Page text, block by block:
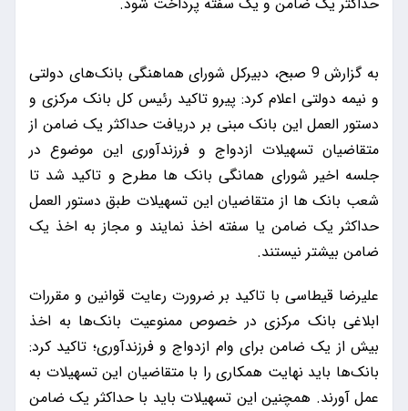
به گزارش 9 صبح، دبیرکل شورای هماهنگی بانک‌های دولتی
و نیمه دولتی اعلام کرد: پیرو تاکید رئیس کل بانک مرکزی و
دستور العمل این بانک مبنی بر دریافت حداکثر یک ضامن از
متقاضیان تسهیلات ازدواج و فرزندآوری این موضوع در
جلسه اخیر شورای همانگی بانک ها مطرح و تاکید شد تا
شعب بانک ها از متقاضیان این تسهیلات طبق دستور العمل
حداکثر یک ضامن یا سفته اخذ نمایند و مجاز به اخذ یک
ضامن بیشتر نیستند.
علیرضا قیطاسی با تاکید بر ضرورت رعایت قوانین و مقررات
ابلاغی بانک مرکزی در خصوص ممنوعیت بانک‌ها به اخذ
بیش از یک ضامن برای وام ازدواج و فرزندآوری؛ تاکید کرد:
بانک‌ها باید نهایت همکاری را با متقاضیان این تسهیلات به
عمل آورند. همچنین این تسهیلات باید با حداکثر یک ضامن